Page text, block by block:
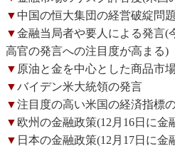
▼ 中国の恒大集団の経営破綻問題
▼金融当局者や要人による発言(
高官の発言への注目度が高まる)
▼ 原油と金を中心とした商品市
▼バイデン米大統領の発言
▼注目度の高い米国の経済指標
▼ 欧州の金融政策(12月16日に金
▼ 日本の金融政策(12月17日に